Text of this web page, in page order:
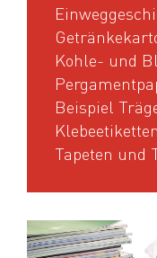
Kohle- und
Beispiel
Tapeten und